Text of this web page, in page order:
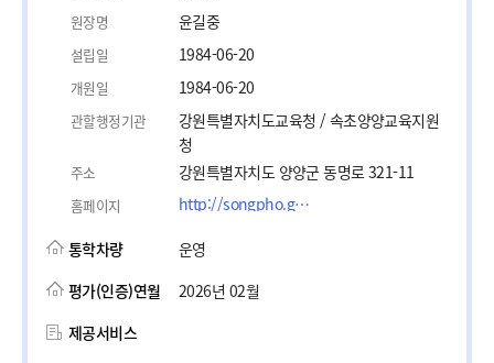
원장명 윤길중
설립일 1984-06-20
개원일 1984-06-20
관할행정기관
강원특별자치도교육청 / 속초양양교육지원
청
주소 강원특별자치도 양양군 동명로 321-11
홈페이지 http://songpho.gwe.es.kr
통학차량
운영
평가(인증)연월
2026년 02월
제공서비스